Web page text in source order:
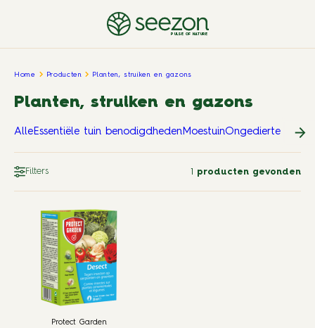
PULSE OF NATURE
Home Producten Planten, struiken en gazons
Planten, struiken en gazons
AlleEssentiële tuin benodigdhedenMoestuinOngedierte in en
Filters 1 producten gevonden
Protect Garden